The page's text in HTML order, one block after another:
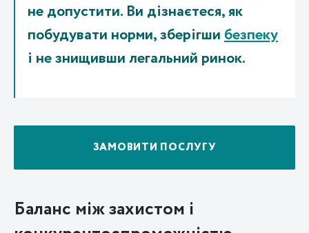
не допустити. Ви дізнаєтеся, як
побудувати норми, зберігшибезпеку
і не знищивши легальний ринок.
ЗАМОВИТИ ПОСЛУГУ
Баланс між захистом і